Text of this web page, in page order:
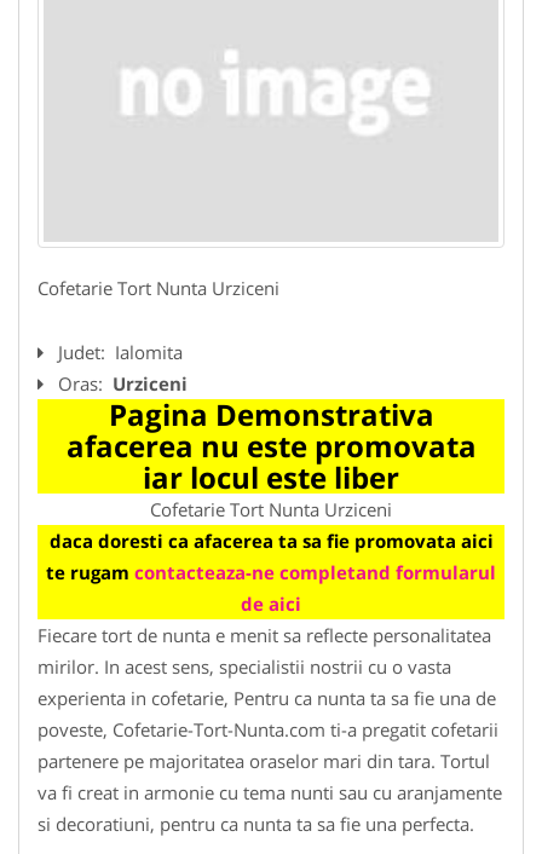
Cofetarie Tort Nunta Urziceni
Judet: Ialomita
Oras: Urziceni
Pagina Demonstrativa
afacerea nu este promovata
iar locul este liber
Cofetarie Tort Nunta Urziceni
daca doresti ca afacerea ta sa fie promovata aici
te rugam contacteaza-ne completand formularul
de aici
Fiecare tort de nunta e menit sa reflecte personalitatea
mirilor. In acest sens, specialistii nostrii cu o vasta
experienta in cofetarie, Pentru ca nunta ta sa fie una de
poveste, Cofetarie-Tort-Nunta.com ti-a pregatit cofetarii
partenere pe majoritatea oraselor mari din tara. Tortul
va fi creat in armonie cu tema nunti sau cu aranjamente
si decoratiuni, pentru ca nunta ta sa fie una perfecta.